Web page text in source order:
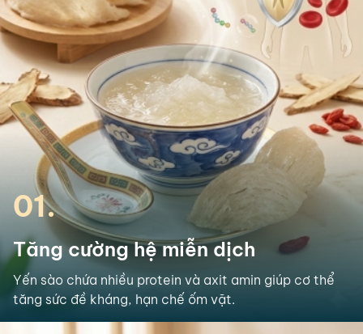
01.
Tăng cường hệ miễn dịch
Yến sào chứa nhiều protein và axit amin giúp cơ thể
tăng sức đề kháng, hạn chế ốm vặt.